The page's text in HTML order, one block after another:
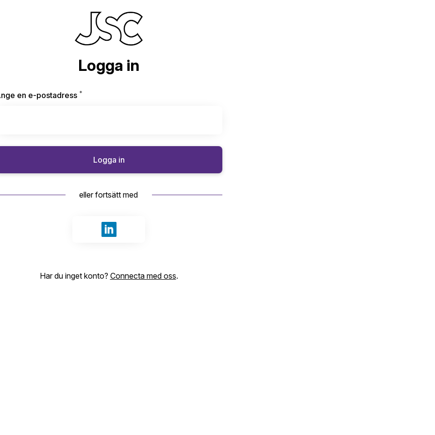
Logga in
en e-postadress *
Logga in
eller fortsätt med
Logga in med LinkedIn
Har du inget konto? Connecta med oss.